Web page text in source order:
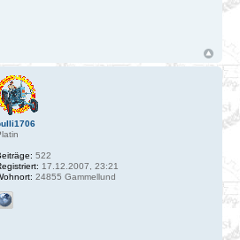
522
17.12.2007, 23:21
24855 Gammellund